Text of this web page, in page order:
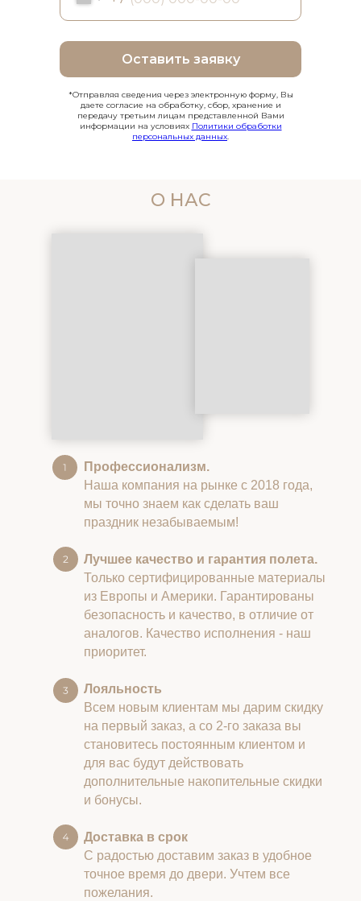
Оставить заявку
*Отправляя сведения через электронную форму, Вы
даете согласие на обработку, сбор, хранение и
передачу третьим лицам представленной Вами
информации на условиях Политики обработки
персональных данных.
О НАС
Профессионализм.
Наша компания на рынке с 2018 года,
мы точно знаем как сделать ваш
праздник незабываемым!
Лучшее качество и гарантия полета.
Только сертифицированные материалы
из Европы и Америки. Гарантированы
безопасность и качество, в отличие от
аналогов. Качество исполнения - наш
приоритет.
Лояльность
Всем новым клиентам мы дарим скидку
на первый заказ, а со 2-го заказа вы
становитесь постоянным клиентом и
для вас будут действовать
дополнительные накопительные скидки
и бонусы.
Доставка в срок
С радостью доставим заказ в удобное
точное время до двери. Учтем все
пожелания.